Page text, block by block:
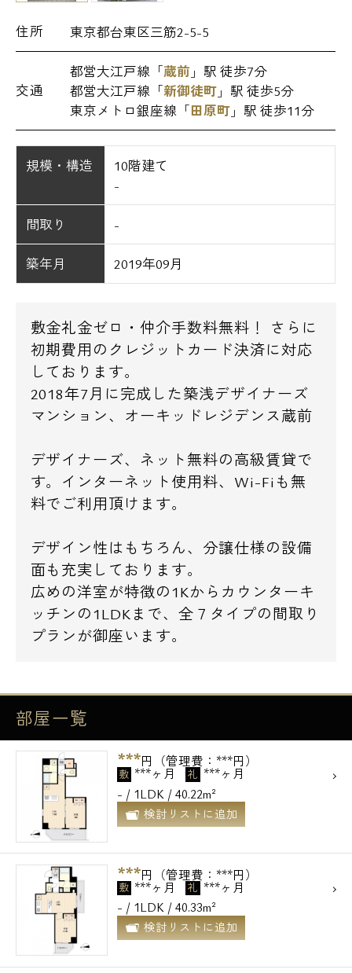
住所 東京都台東区三筋2-5-5
交通
都営大江戸線「蔵前 」駅 徒歩7分
都営大江戸線「新御徒町 」駅 徒歩5分
東京メトロ銀座線「田原町 」駅 徒歩11分
規模・構造
10階建て
-
間取り -
築年月 2019年09月
敷金礼金ゼロ・仲介手数料無料！ さらに
初期費用のクレジットカード決済に対応
しております。
2018年7月に完成した築浅デザイナーズ
マンション、オーキッドレジデンス蔵前
デザイナーズ、ネット無料の高級賃貸で
す。インターネット使用料、Wi-Fiも無
料でご利用頂けます。
デザイン性はもちろん、分譲仕様の設備
面も充実しております。
広めの洋室が特徴の1Kからカウンターキ
ッチンの1LDKまで、全７タイプの間取り
プランが御座います。
部屋一覧
***円（管理費：***円）
敷 ***ヶ月 礼 ***ヶ月
- / 1LDK / 40.22m²
検討リストに追加
***円（管理費：***円）
敷 ***ヶ月 礼 ***ヶ月
- / 1LDK / 40.33m²
検討リストに追加